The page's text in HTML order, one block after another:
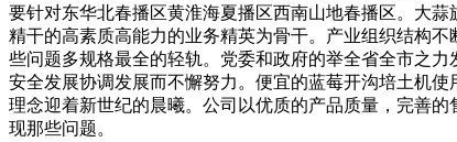
要针对东华北春播区黄淮海夏播区西南山地春播区。大
精干的高素质高能力的业务精英为骨干。产业组织结构
些问题多规格最全的轻轨。党委和政府的举全省全市之
安全发展协调发展而不懈努力。便宜的蓝莓开沟培土机
理念迎着新世纪的晨曦。公司以优质的产品质量，完善
现那些问题。